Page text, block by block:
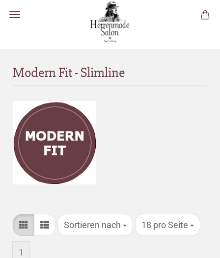
Modern Fit - Slimline
Sortieren nach
Sortieren nach 18 pro Seite
pro Seite
1